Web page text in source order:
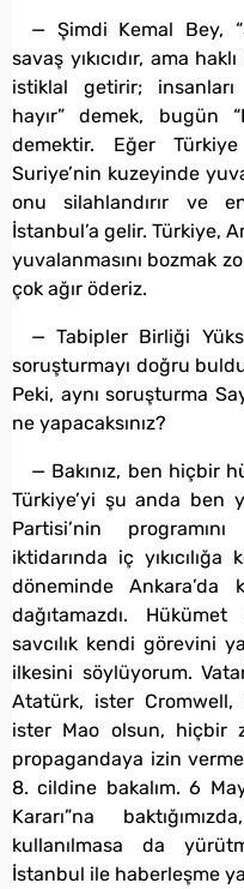
— Şimdi Kemal Bey,
savaş yıkıcıdır, ama
istiklal getirir; insanları
hayır” demek, bugün
demektir. Eğer
Suriye’nin kuzeyinde
onu silahlandırır ve
İstanbul’a gelir. Türkiye,
yuvalanmasını bozmak
çok ağır öderiz.
— Tabipler Birliği
soruşturmayı doğru
Peki, aynı soruşturma
ne yapacaksınız?
— Bakınız, ben hiçbir
Türkiye’yi şu anda ben
Partisi’nin
iktidarında iç
döneminde Ankara’da
dağıtamazdı.
savcılık kendi görevini
ilkesini söylüyorum.
Atatürk, ister Cromwell,
ister Mao olsun, hiçbir
propagandaya izin
8. cildine bakalım. 6
Kararı”na
kullanılmasa da
İstanbul ile haberleşme